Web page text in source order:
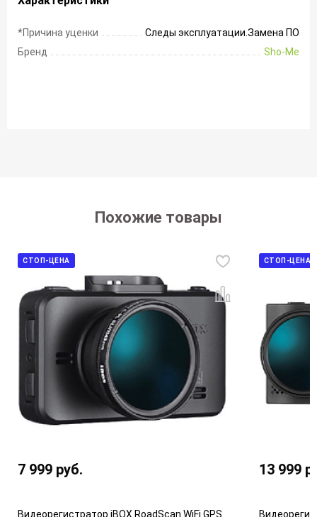
*Причина уценки
Следы эксплуатации.Замена ПО
Бренд
Sho-Me
Похожие товары
СТОП-ЦЕНА
7 999 руб.
Видеорегистратор iBOX RoadScan WiFi GPS
СТОП-ЦЕНА
13 999